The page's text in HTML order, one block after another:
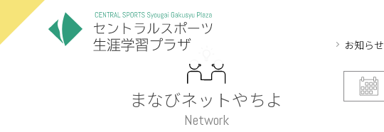
お知らせ
まなびネットやちよ
Network